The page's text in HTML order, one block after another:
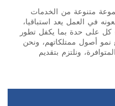
متنوعة من الخدمات
في العمل يعد استباقيا،
كل على حدة بما يكفل تطور
نمو أصول ممتلكاتهم، ونحن
ونلتزم بتقديم